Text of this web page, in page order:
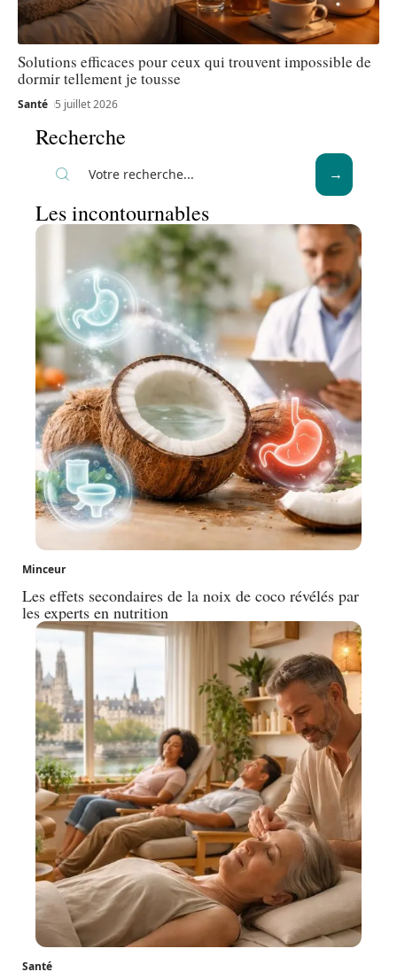
Solutions efficaces pour ceux qui trouvent impossible de
dormir tellement je tousse
Santé 5 juillet 2026
Recherche
Les incontournables
Minceur
Les effets secondaires de la noix de coco révélés par
les experts en nutrition
Santé